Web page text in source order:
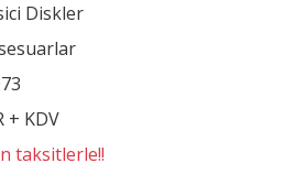
Diskler
+ KDV
taksitlerle!!